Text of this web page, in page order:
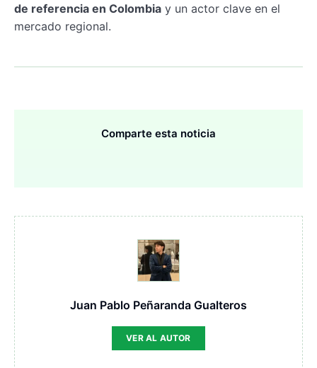
de referencia en Colombia y un actor clave en el
mercado regional.
Comparte esta noticia
Juan Pablo Peñaranda Gualteros
VER AL AUTOR